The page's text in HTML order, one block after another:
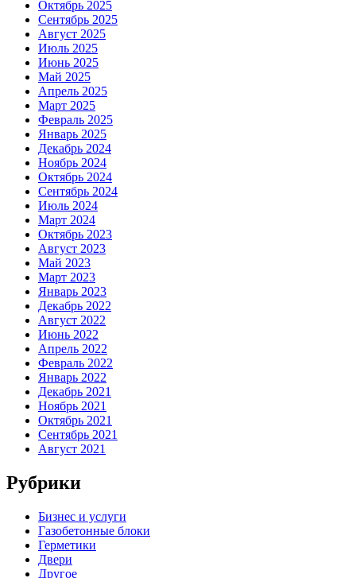
Октябрь 2025
Сентябрь 2025
Август 2025
Июль 2025
Июнь 2025
Май 2025
Апрель 2025
Март 2025
Февраль 2025
Январь 2025
Декабрь 2024
Ноябрь 2024
Октябрь 2024
Сентябрь 2024
Июль 2024
Март 2024
Октябрь 2023
Август 2023
Май 2023
Март 2023
Январь 2023
Декабрь 2022
Август 2022
Июнь 2022
Апрель 2022
Февраль 2022
Январь 2022
Декабрь 2021
Ноябрь 2021
Октябрь 2021
Сентябрь 2021
Август 2021
Рубрики
Бизнес и услуги
Газобетонные блоки
Герметики
Двери
Другое